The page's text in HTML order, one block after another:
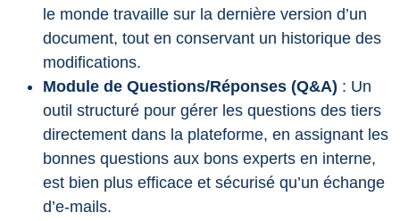
le monde travaille sur la dernière version d’un
document, tout en conservant un historique des
modifications.
Module de Questions/Réponses (Q&A) : Un
outil structuré pour gérer les questions des tiers
directement dans la plateforme, en assignant les
bonnes questions aux bons experts en interne,
est bien plus efficace et sécurisé qu’un échange
d’e-mails.